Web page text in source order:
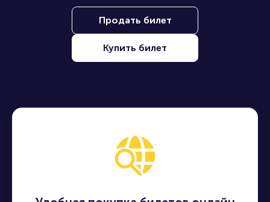
Продать билет
Купить билет